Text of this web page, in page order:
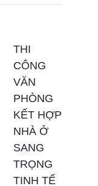
THI
CÔNG
VĂN
PHÒNG
KẾT HỢP
NHÀ Ở
SANG
TRỌNG
TINH TẾ